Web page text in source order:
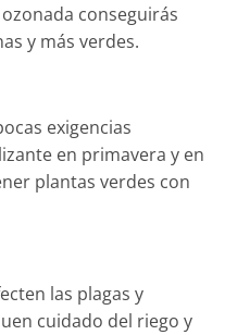
conseguirás
y más verdes.
exigencias
en primavera y en
plantas verdes con
las plagas y
cuidado del riego y